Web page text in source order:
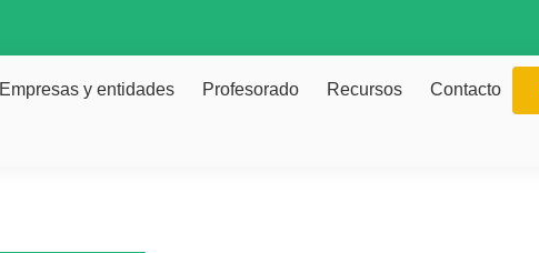
Empresas y entidades Profesorado Recursos Contacto